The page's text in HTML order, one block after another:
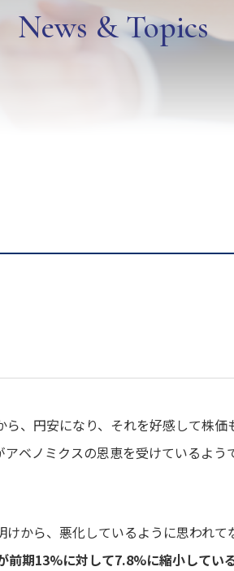
News & Topics
、円安になり、それを好感して株
ベノミクスの恩恵を受けているよう
から、悪化しているように思われ
前期13%に対して7.8%に縮小してい